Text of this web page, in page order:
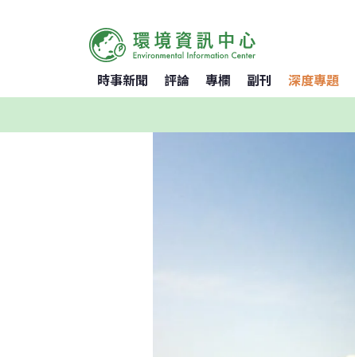
時事新聞 評論 專欄 副刊 深度專題